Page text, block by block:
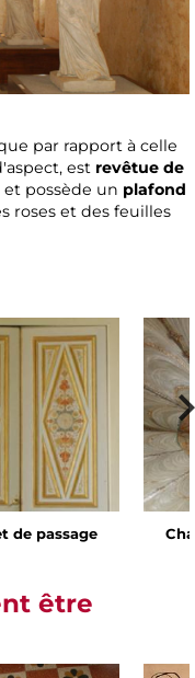
par rapport à celle
est revêtue de
possède un plafond
roses et des feuilles
de passage
être